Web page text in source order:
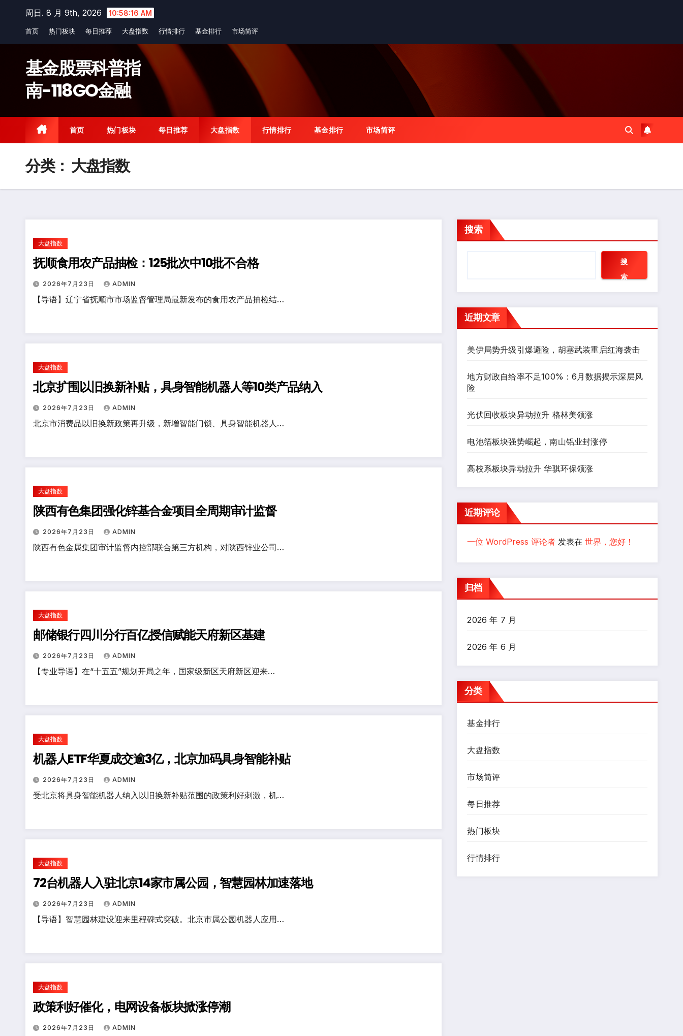
content
周日. 8 月 9th, 2026 10:58:17 AM
首页 热门板块 每日推荐 大盘指数 行情排行 基金排行 市场简评
基金股票科普指
南-118GO金融
首页 热门板块 每日推荐 大盘指数 行情排行 基金排行 市场简评
分类：大盘指数
大盘指数
抚顺食用农产品抽检：125批次中10批不合格
2026年7月23日 ADMIN
【导语】辽宁省抚顺市市场监督管理局最新发布的食用农产品抽检结…
大盘指数
北京扩围以旧换新补贴，具身智能机器人等10类产品纳入
2026年7月23日 ADMIN
北京市消费品以旧换新政策再升级，新增智能门锁、具身智能机器人…
大盘指数
陕西有色集团强化锌基合金项目全周期审计监督
2026年7月23日 ADMIN
陕西有色金属集团审计监督内控部联合第三方机构，对陕西锌业公司…
大盘指数
邮储银行四川分行百亿授信赋能天府新区基建
2026年7月23日 ADMIN
【专业导语】在“十五五”规划开局之年，国家级新区天府新区迎来…
大盘指数
机器人ETF华夏成交逾3亿，北京加码具身智能补贴
2026年7月23日 ADMIN
受北京将具身智能机器人纳入以旧换新补贴范围的政策利好刺激，机…
大盘指数
72台机器人入驻北京14家市属公园，智慧园林加速落地
2026年7月23日 ADMIN
【导语】智慧园林建设迎来里程碑式突破。北京市属公园机器人应用…
大盘指数
政策利好催化，电网设备板块掀涨停潮
2026年7月23日 ADMIN
搜索
搜
索
近期文章
美伊局势升级引爆避险，胡塞武装重启红海袭击
地方财政自给率不足100%：6月数据揭示深层风
险
光伏回收板块异动拉升 格林美领涨
电池箔板块强势崛起，南山铝业封涨停
高校系板块异动拉升 华骐环保领涨
近期评论
一位 WordPress 评论者 发表在世界，您好！
归档
2026 年 7 月
2026 年 6 月
分类
基金排行
大盘指数
市场简评
每日推荐
热门板块
行情排行